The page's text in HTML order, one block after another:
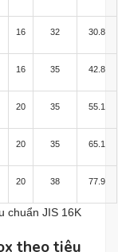
16 32 30.8
16 35 42.8
20 35 55.1
20 35 65.1
20 38 77.9
chuẩn JIS 16K
theo tiêu